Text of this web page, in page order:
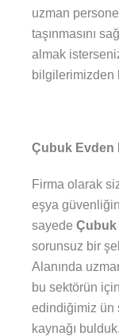
uzman
taşınmasını
almak
bilgilerimizden
Çubuk Evden
Firma olarak
eşya
sayede Çubuk
sorunsuz bir
Alanında
bu sektörün
edindiğimiz ün
kaynağı